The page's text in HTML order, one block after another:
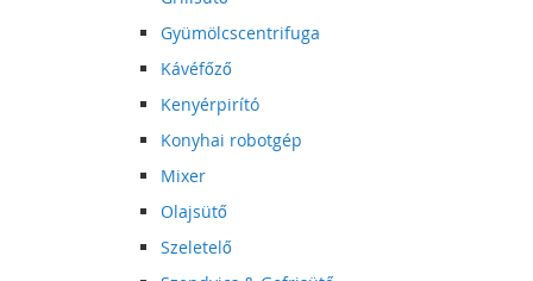
Gyümölcscentrifuga
Kávéfőző
Kenyérpirító
Konyhai robotgép
Mixer
Olajsütő
Szeletelő